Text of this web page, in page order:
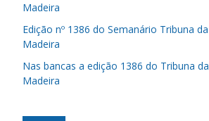
Madeira
Edição nº 1386 do Semanário Tribuna da
Madeira
Nas bancas a edição 1386 do Tribuna da
Madeira